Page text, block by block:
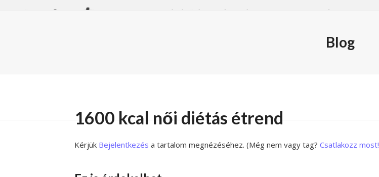
Blog
1600 kcal női diétás étrend
Kérjük Bejelentkezés a tartalom megnézéséhez. (Még nem vagy tag? Csatlakozz most!